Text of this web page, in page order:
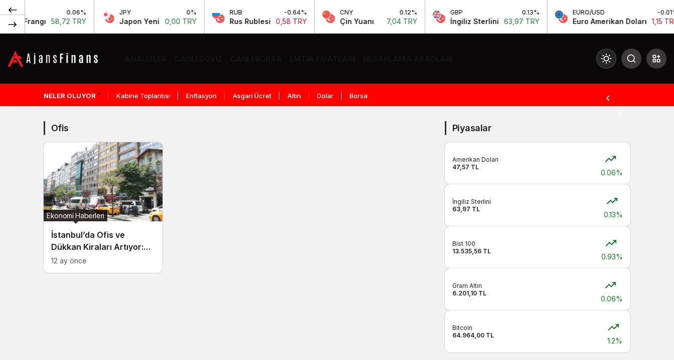
0.06%
Frangı 58,72 TRY
JPY
Japon Yeni 0,00 TRY
RUB -0.64%
Rus Rublesi 0,58 TRY
CNY 0.12%
Çin Yuanı 7,04 TRY
GBP 0.13%
İngiliz Sterlini 63,97 TRY
EURO/USD -0.01%
Euro Amerikan Doları 1,15 TRY
Haberleri
Mod
Gündüz modunu seçin.
Gece modunu seçin.
Sistem modunu seçin.
NELER OLUYOR Kabine Toplantısı Enflasyon Asgari Ücret Altın Dolar Borsa
Ofis
İstanbul’da Ofis ve
Dükkan Kiraları Artıyor:
Bir Dükkanın Kirası
Metrekarede 250 Dolara
Ekonomi Haberleri
12 ay önce
Piyasalar
Amerikan Doları
47,57 TL
0.06%
İngiliz Sterlini
63,97 TL
0.13%
Bist 100
13.535,56 TL
0.93%
Gram Altın
6.201,10 TL
0.06%
Bitcoin
64.964,00 TL
1.2%